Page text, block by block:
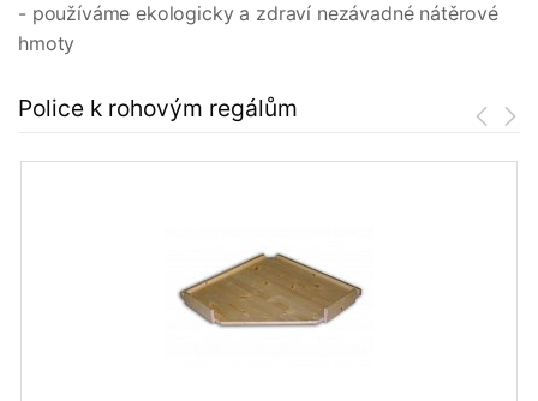
- používáme ekologicky a zdraví nezávadné nátěrové
hmoty
Police k rohovým regálům